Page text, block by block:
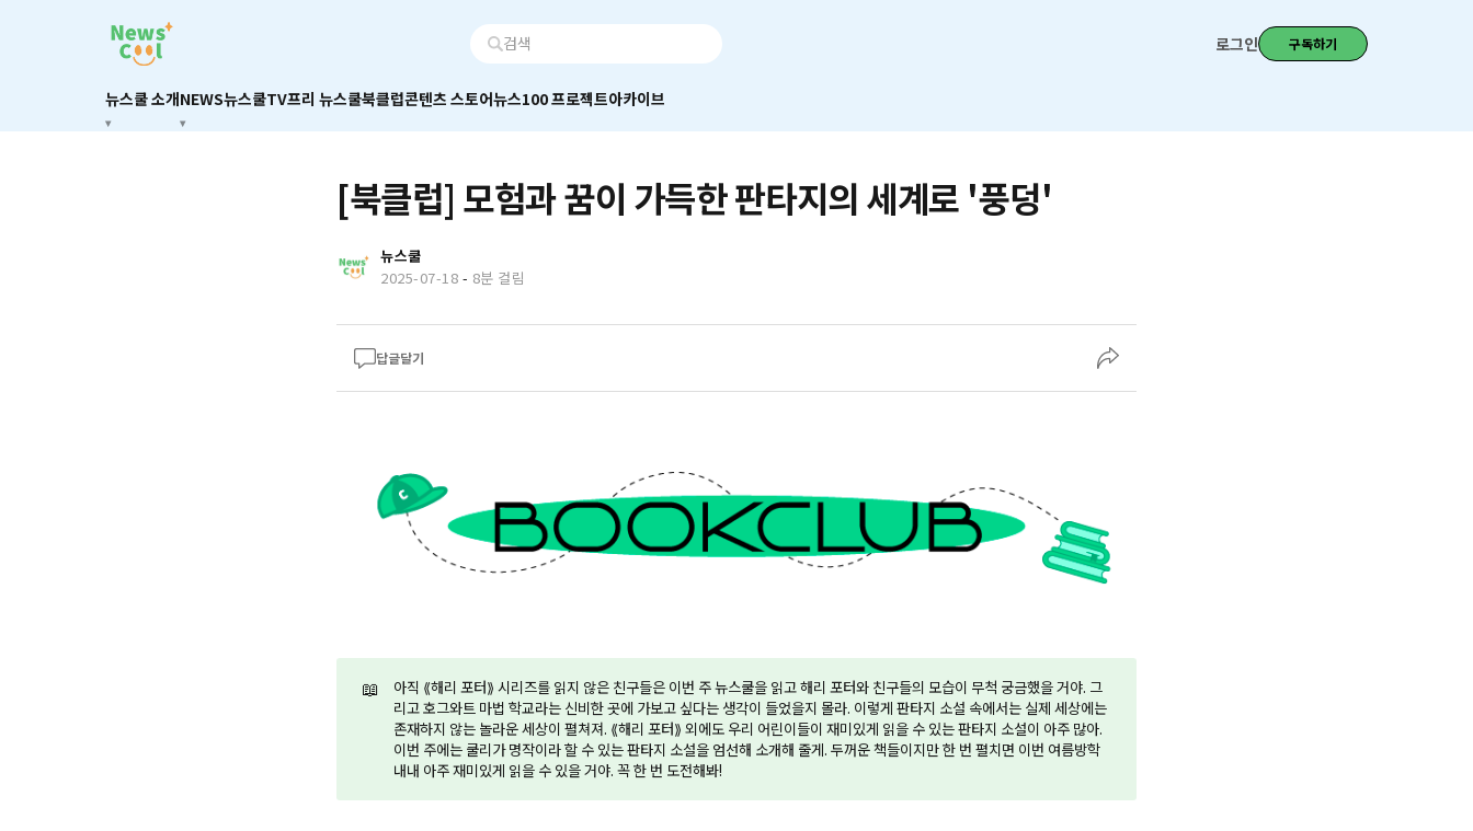
로그인 구독하기
뉴스쿨 소개NEWS뉴스쿨TV프리 뉴스쿨북클럽콘텐츠 스토어뉴스100 프로젝트아카이브
[북클럽] 모험과 꿈이 가득한 판타지의 세계로 '풍덩'
뉴스쿨
2025-07-18 - 8분 걸림
답글달기
📖
아직 ⟪해리 포터⟫ 시리즈를 읽지 않은 친구들은 이번 주 뉴스쿨을 읽고 해리 포터와 친구들의 모습이 무척 궁금했을 거야. 그
리고 호그와트 마법 학교라는 신비한 곳에 가보고 싶다는 생각이 들었을지 몰라. 이렇게 판타지 소설 속에서는 실제 세상에는
존재하지 않는 놀라운 세상이 펼쳐져. ⟪해리 포터⟫ 외에도 우리 어린이들이 재미있게 읽을 수 있는 판타지 소설이 아주 많아.
이번 주에는 쿨리가 명작이라 할 수 있는 판타지 소설을 엄선해 소개해 줄게. 두꺼운 책들이지만 한 번 펼치면 이번 여름방학
내내 아주 재미있게 읽을 수 있을 거야. 꼭 한 번 도전해봐!